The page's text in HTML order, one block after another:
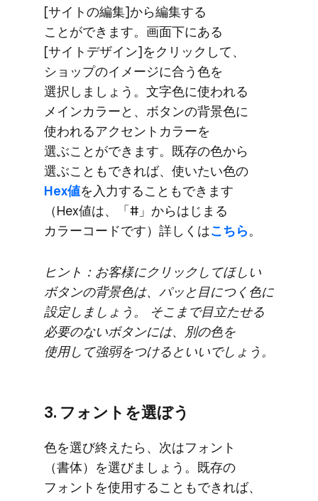
[サイトの​編集]から​編集する​
ことができます。​画面下に​ある​
[サイトデザイン]を​クリックして、​
ショップの​イメージに​合う色を​
選択しましょう。​文字色に​使われる​
メインカラーと、​ボタンの​背景色に​
使われる​アクセントカラーを​
選ぶことができます。​既存の​色から​
選ぶことも​できれば、​使いたい色の
Hex値を​入力する​ことも​できます​
（Hex値は、​「#」から​はじまる​
カラーコードです）​詳しくは​こちら。
ヒント：お客様に​クリックして​ほしい​
ボタンの​背景色は、​パッと​目に​つく​色に​
設定しましょう。​ そこまで​目立たせる​
必要の​ない​ボタンには、​別の​色を​
使用して​強弱を​つけると​いいでしょう。
3. フォントを​選ぼう
色を​選び終えたら、​次は​フォント​
（書体）を​選びましょう。​既存の​
フォントを​使用する​ことも​できれば、​